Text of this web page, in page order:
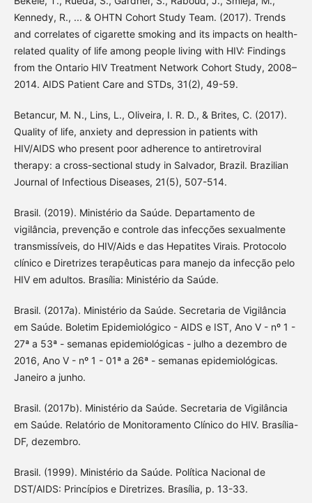
Kennedy, R., ... & OHTN Cohort Study Team. (2017). Trends
and correlates of cigarette smoking and its impacts on health-
related quality of life among people living with HIV: Findings
from the Ontario HIV Treatment Network Cohort Study, 2008–
2014. AIDS Patient Care and STDs, 31(2), 49-59.
Betancur, M. N., Lins, L., Oliveira, I. R. D., & Brites, C. (2017).
Quality of life, anxiety and depression in patients with
HIV/AIDS who present poor adherence to antiretroviral
therapy: a cross-sectional study in Salvador, Brazil. Brazilian
Journal of Infectious Diseases, 21(5), 507-514.
Brasil. (2019). Ministério da Saúde. Departamento de
vigilância, prevenção e controle das infecções sexualmente
transmissíveis, do HIV/Aids e das Hepatites Virais. Protocolo
clínico e Diretrizes terapêuticas para manejo da infecção pelo
HIV em adultos. Brasília: Ministério da Saúde.
Brasil. (2017a). Ministério da Saúde. Secretaria de Vigilância
em Saúde. Boletim Epidemiológico - AIDS e IST, Ano V - nº 1 -
27ª a 53ª - semanas epidemiológicas - julho a dezembro de
2016, Ano V - nº 1 - 01ª a 26ª - semanas epidemiológicas.
Janeiro a junho.
Brasil. (2017b). Ministério da Saúde. Secretaria de Vigilância
em Saúde. Relatório de Monitoramento Clínico do HIV. Brasília-
DF, dezembro.
Brasil. (1999). Ministério da Saúde. Política Nacional de
DST/AIDS: Princípios e Diretrizes. Brasília, p. 13-33.